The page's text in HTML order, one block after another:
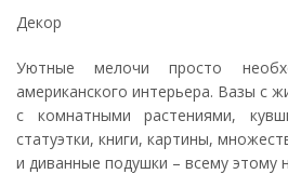
Декор
Уютные мелочи просто
американского интерьера. Вазы с
с комнатными растениями,
статуэтки, книги, картины,
и диванные подушки – всему этому